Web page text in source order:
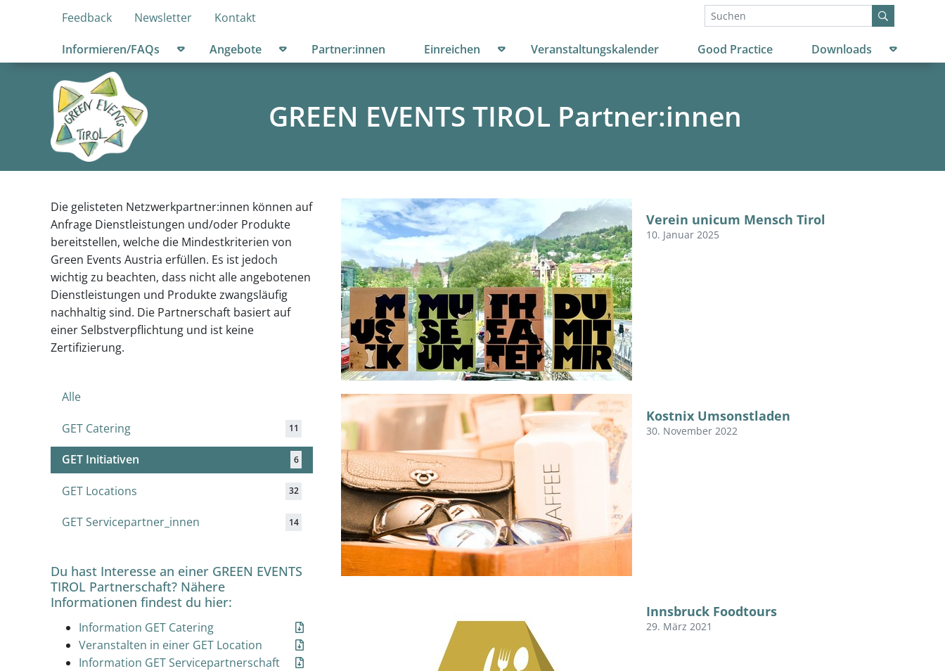
Feedback Newsletter Kontakt
Informieren/FAQs Untermenü öffnen
Angebote Untermenü öffnen
Partner:innen Einreichen Untermenü öffnen
Veranstaltungskalender Good Practice Downloads
GREEN EVENTS TIROL Partner:innen
Die gelisteten Netzwerkpartner:innen können auf
Anfrage Dienstleistungen und/oder Produkte
bereitstellen, welche die Mindestkriterien von
Green Events Austria erfüllen. Es ist jedoch
wichtig zu beachten, dass nicht alle angebotenen
Dienstleistungen und Produkte zwangsläufig
nachhaltig sind. Die Partnerschaft basiert auf
einer Selbstverpflichtung und ist keine
Zertifizierung.
Alle
GET Catering 11
GET Initiativen 6
GET Locations 32
GET Servicepartner_innen 14
Du hast Interesse an einer GREEN EVENTS
TIROL Partnerschaft? Nähere
Informationen findest du hier:
Information GET Catering
Veranstalten in einer GET Location
Information GET Servicepartnerschaft
Verein unicum Mensch Tirol
10. Januar 2025
Kostnix Umsonstladen
30. November 2022
Innsbruck Foodtours
29. März 2021